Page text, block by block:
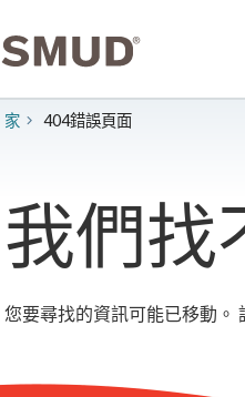
家 404錯誤頁面
我們找
您要尋找的資訊可能已移動。